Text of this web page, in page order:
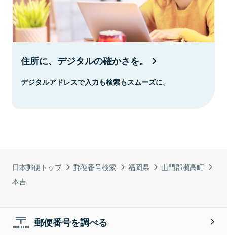
日本郵便トップ 郵便番号検索 福岡県
山門郡瀬高町
本吉
住所に、デジタルの確かさを。
デジタルアドレスで入力も検索もスムーズに。
郵便番号を調べる